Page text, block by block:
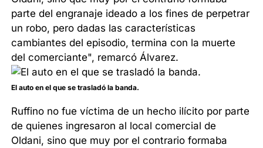
parte del engranaje ideado a los fines de perpetrar
un robo, pero dadas las características
cambiantes del episodio, termina con la muerte
del comerciante", remarcó Álvarez.
El auto en el que se trasladó la banda.
Ruffino no fue víctima de un hecho ilícito por parte
de quienes ingresaron al local comercial de
Oldani, sino que muy por el contrario formaba